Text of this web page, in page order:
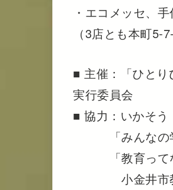
・エコメッセ、
（3店とも本町5-
■ 主催：「ひとり
実行委員会
■ 協力：いかそ
「みんなの学
「教育ってな
小金井市教